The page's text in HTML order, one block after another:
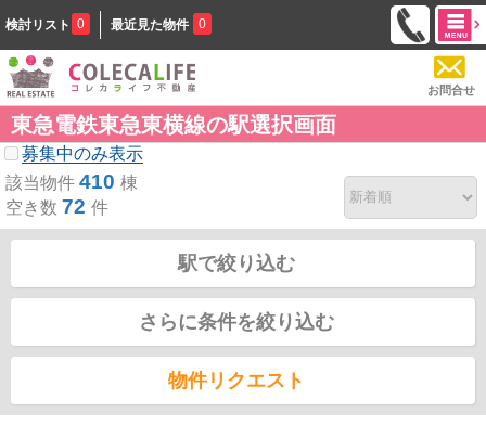
検討リスト 0 最近見た物件 0
お問合せ
東急電鉄東急東横線の駅選択画面
募集中のみ表示
該当物件 410 棟
空き数 72 件
駅で絞り込む
さらに条件を絞り込む
物件リクエスト